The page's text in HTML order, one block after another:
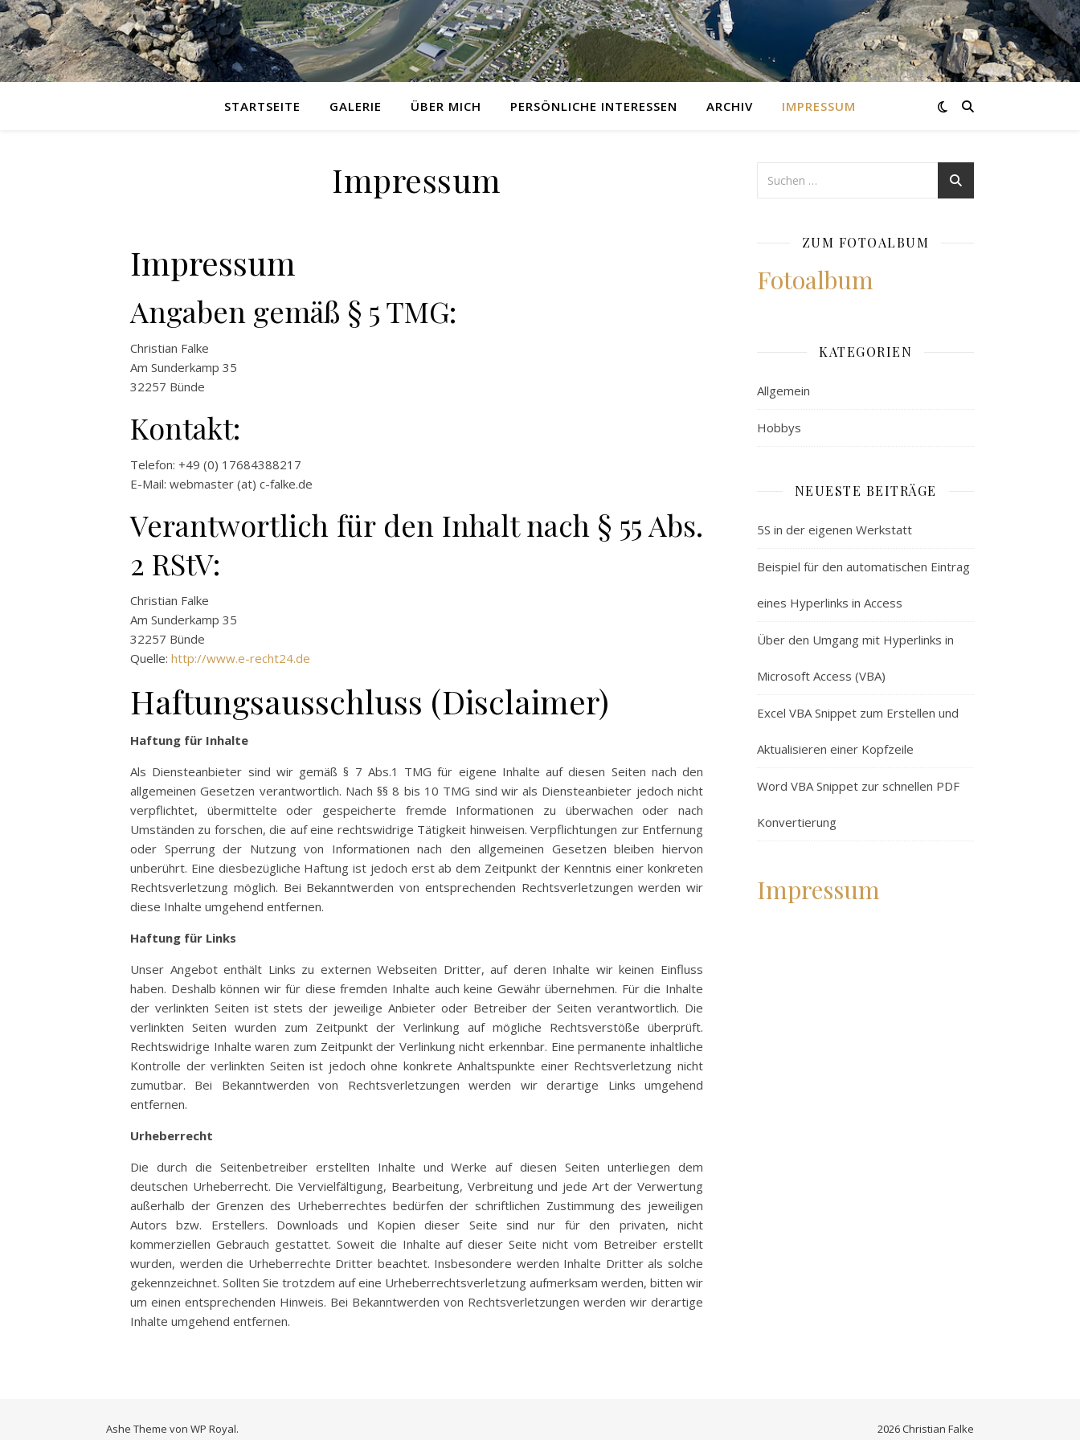
STARTSEITE GALERIE ÜBER MICH PERSÖNLICHE INTERESSEN ARCHIV IMPRESSUM
Impressum
Impressum
Angaben gemäß § 5 TMG:
Christian Falke
Am Sunderkamp 35
32257 Bünde
Kontakt:
Telefon: +49 (0) 17684388217
E-Mail: webmaster (at) c-falke.de
Verantwortlich für den Inhalt nach § 55 Abs.
2 RStV:
Christian Falke
Am Sunderkamp 35
32257 Bünde
Quelle: http://www.e-recht24.de
Haftungsausschluss (Disclaimer)
Haftung für Inhalte
Als Diensteanbieter sind wir gemäß § 7 Abs.1 TMG für eigene Inhalte auf diesen Seiten nach den
allgemeinen Gesetzen verantwortlich. Nach §§ 8 bis 10 TMG sind wir als Diensteanbieter jedoch nicht
verpflichtet, übermittelte oder gespeicherte fremde Informationen zu überwachen oder nach
Umständen zu forschen, die auf eine rechtswidrige Tätigkeit hinweisen. Verpflichtungen zur Entfernung
oder Sperrung der Nutzung von Informationen nach den allgemeinen Gesetzen bleiben hiervon
unberührt. Eine diesbezügliche Haftung ist jedoch erst ab dem Zeitpunkt der Kenntnis einer konkreten
Rechtsverletzung möglich. Bei Bekanntwerden von entsprechenden Rechtsverletzungen werden wir
diese Inhalte umgehend entfernen.
Haftung für Links
Unser Angebot enthält Links zu externen Webseiten Dritter, auf deren Inhalte wir keinen Einfluss
haben. Deshalb können wir für diese fremden Inhalte auch keine Gewähr übernehmen. Für die Inhalte
der verlinkten Seiten ist stets der jeweilige Anbieter oder Betreiber der Seiten verantwortlich. Die
verlinkten Seiten wurden zum Zeitpunkt der Verlinkung auf mögliche Rechtsverstöße überprüft.
Rechtswidrige Inhalte waren zum Zeitpunkt der Verlinkung nicht erkennbar. Eine permanente inhaltliche
Kontrolle der verlinkten Seiten ist jedoch ohne konkrete Anhaltspunkte einer Rechtsverletzung nicht
zumutbar. Bei Bekanntwerden von Rechtsverletzungen werden wir derartige Links umgehend
entfernen.
Urheberrecht
Die durch die Seitenbetreiber erstellten Inhalte und Werke auf diesen Seiten unterliegen dem
deutschen Urheberrecht. Die Vervielfältigung, Bearbeitung, Verbreitung und jede Art der Verwertung
außerhalb der Grenzen des Urheberrechtes bedürfen der schriftlichen Zustimmung des jeweiligen
Autors bzw. Erstellers. Downloads und Kopien dieser Seite sind nur für den privaten, nicht
kommerziellen Gebrauch gestattet. Soweit die Inhalte auf dieser Seite nicht vom Betreiber erstellt
wurden, werden die Urheberrechte Dritter beachtet. Insbesondere werden Inhalte Dritter als solche
gekennzeichnet. Sollten Sie trotzdem auf eine Urheberrechtsverletzung aufmerksam werden, bitten wir
um einen entsprechenden Hinweis. Bei Bekanntwerden von Rechtsverletzungen werden wir derartige
Inhalte umgehend entfernen.
ZUM FOTOALBUM
Fotoalbum
KATEGORIEN
Allgemein
Hobbys
NEUESTE BEITRÄGE
5S in der eigenen Werkstatt
Beispiel für den automatischen Eintrag
eines Hyperlinks in Access
Über den Umgang mit Hyperlinks in
Microsoft Access (VBA)
Excel VBA Snippet zum Erstellen und
Aktualisieren einer Kopfzeile
Word VBA Snippet zur schnellen PDF
Konvertierung
Impressum
2026 Christian Falke
Ashe Theme von WP Royal.